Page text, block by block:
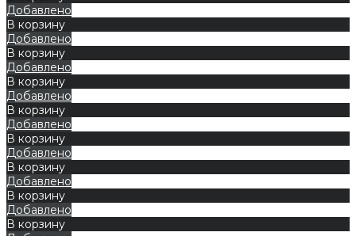
Добавлено
В корзину
Добавлено
В корзину
Добавлено
В корзину
Добавлено
В корзину
Добавлено
В корзину
Добавлено
В корзину
Добавлено
В корзину
Добавлено
В корзину